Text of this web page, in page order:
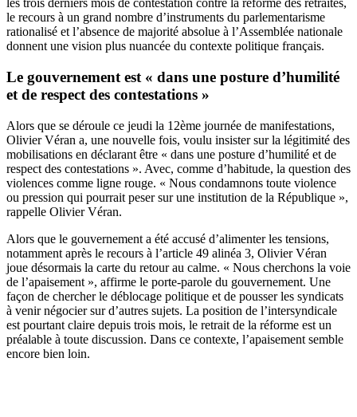
les trois derniers mois de contestation contre la réforme des retraites,
le recours à un grand nombre d’instruments du parlementarisme
rationalisé et l’absence de majorité absolue à l’Assemblée nationale
donnent une vision plus nuancée du contexte politique français.
Le gouvernement est « dans une posture d’humilité
et de respect des contestations »
Alors que se déroule ce jeudi la 12ème journée de manifestations,
Olivier Véran a, une nouvelle fois, voulu insister sur la légitimité des
mobilisations en déclarant être « dans une posture d’humilité et de
respect des contestations ». Avec, comme d’habitude, la question des
violences comme ligne rouge. « Nous condamnons toute violence
ou pression qui pourrait peser sur une institution de la République »,
rappelle Olivier Véran.
Alors que le gouvernement a été accusé d’alimenter les tensions,
notamment après le recours à l’article 49 alinéa 3, Olivier Véran
joue désormais la carte du retour au calme. « Nous cherchons la voie
de l’apaisement », affirme le porte-parole du gouvernement. Une
façon de chercher le déblocage politique et de pousser les syndicats
à venir négocier sur d’autres sujets. La position de l’intersyndicale
est pourtant claire depuis trois mois, le retrait de la réforme est un
préalable à toute discussion. Dans ce contexte, l’apaisement semble
encore bien loin.